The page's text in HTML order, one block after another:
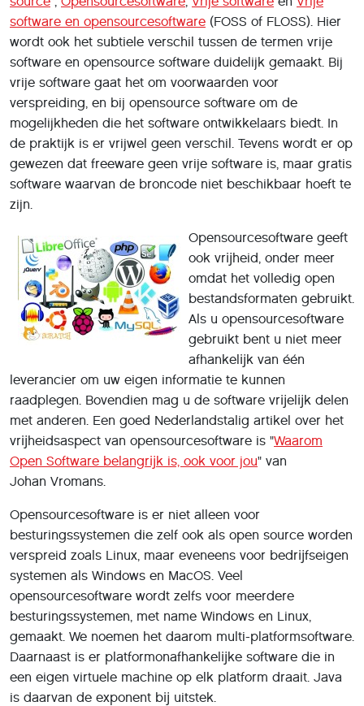
software en opensourcesoftware (FOSS of FLOSS). Hier
wordt ook het subtiele verschil tussen de termen vrije
software en opensource software duidelijk gemaakt. Bij
vrije software gaat het om voorwaarden voor
verspreiding, en bij opensource software om de
mogelijkheden die het software ontwikkelaars biedt. In
de praktijk is er vrijwel geen verschil. Tevens wordt er op
gewezen dat freeware geen vrije software is, maar gratis
software waarvan de broncode niet beschikbaar hoeft te
zijn.
Opensourcesoftware geeft
ook vrĳheid, onder meer
omdat het volledig open
bestandsformaten gebruikt.
Als u opensourcesoftware
gebruikt bent u niet meer
afhankelĳk van één
leverancier om uw eigen informatie te kunnen
raadplegen. Bovendien mag u de software vrĳelĳk delen
met anderen. Een goed Nederlandstalig artikel over het
vrĳheidsaspect van opensourcesoftware is "Waarom
Open Software belangrĳk is, ook voor jou" van
Johan Vromans.
Opensourcesoftware is er niet alleen voor
besturingssystemen die zelf ook als open source worden
verspreid zoals Linux, maar eveneens voor bedrĳfseigen
systemen als Windows en MacOS. Veel
opensourcesoftware wordt zelfs voor meerdere
besturingssystemen, met name Windows en Linux,
gemaakt. We noemen het daarom multi-platformsoftware.
Daarnaast is er platformonafhankelĳke software die in
een eigen virtuele machine op elk platform draait. Java
is daarvan de exponent bĳ uitstek.